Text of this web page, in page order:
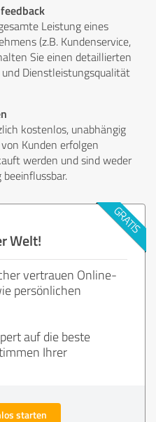
Leistung eines
(z.B. Kundenservice,
Sie einen detaillierten
Dienstleistungsqualität
kostenlos, unabhängig
Kunden erfolgen
werden und sind weder
Welt!
vertrauen Online-
persönlichen
auf die beste
Ihrer
starten